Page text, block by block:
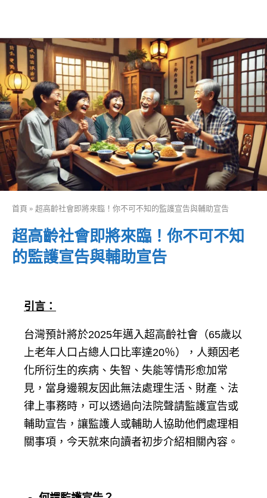
首頁 » 超高齡社會即將來臨！你不可不知的監護宣告與輔助宣告
超高齡社會即將來臨！你不可不知
的監護宣告與輔助宣告
引言：
台灣預計將於2025年邁入超高齡社會（65歲以
上老年人口占總人口比率達20％），人類因老
化所衍生的疾病、失智、失能等情形愈加常
見，當身邊親友因此無法處理生活、財產、法
律上事務時，可以透過向法院聲請監護宣告或
輔助宣告，讓監護人或輔助人協助他們處理相
關事項，今天就來向讀者初步介紹相關內容。